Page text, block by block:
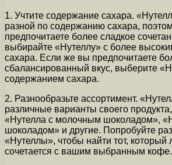
1. Учтите содержание сахара.
разной по содержанию сахара,
предпочитаете более сладкое
выбирайте «Нутеллу» с более
сахара. Если же вы предпочитаете
сбалансированный вкус, выберите
содержанием сахара.
2. Разнообразьте ассортимент.
различные варианты своего продукта,
«Нутелла с молочным шоколадом»,
шоколадом» и другие. Попробуйте
«Нутеллы», чтобы найти тот, который
сочетается с вашим выбранным кофе.